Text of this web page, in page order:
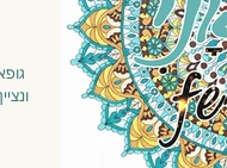
יחידת הריפוי
הבסיסית, או בקיצור,